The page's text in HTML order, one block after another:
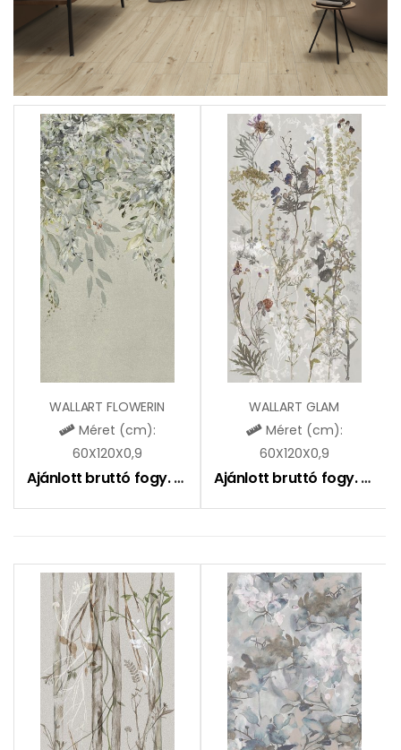
WALLART FLOWERIN
Méret (cm):
60X120X0,9
Ajánlott bruttó fogy. ár: 27490Ft
WALLART GLAM
Méret (cm):
60X120X0,9
Ajánlott bruttó fogy. ár: